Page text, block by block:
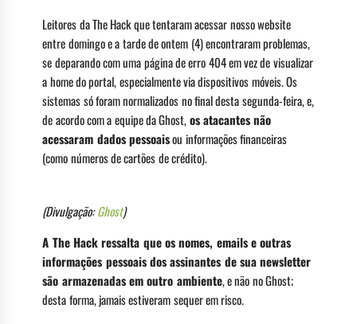
Leitores da The Hack que tentaram acessar nosso website
entre domingo e a tarde de ontem (4) encontraram problemas,
se deparando com uma página de erro 404 em vez de visualizar
a home do portal, especialmente via dispositivos móveis. Os
sistemas só foram normalizados no final desta segunda-feira, e,
de acordo com a equipe da Ghost,os atacantes não
acessaram dados pessoaisou informações financeiras
(como números de cartões de crédito).
(Divulgação:Ghost)
A The Hack ressalta que os nomes, emails e outras
informações pessoais dos assinantes de sua newsletter
são armazenadas em outro ambiente, e não no Ghost;
desta forma, jamais estiveram sequer em risco.